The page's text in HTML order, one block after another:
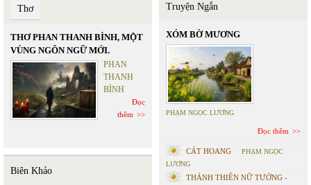
Thơ
THƠ PHAN THANH BÌNH, MỘT
VÙNG NGÔN NGỮ MỚI.
PHAN
THANH
BÌNH
Đọc
thêm
Biên Khảo
Truyện Ngắn
XÓM BỜ MƯƠNG
PHẠM NGỌC LƯƠNG
Đọc thêm
CÁT HOANG
PHẠM NGỌC
LƯƠNG
THÁNH THIÊN NỮ TƯỚNG -